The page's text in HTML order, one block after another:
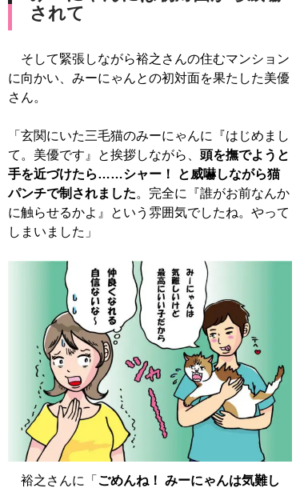
されて
そして緊張しながら裕之さんの住むマンション
に向かい、みーにゃんとの初対面を果たした美優
さん。
「玄関にいた三毛猫のみーにゃんに『はじめまし
て。美優です』と挨拶しながら、 頭を撫でようと
手を近づけたら……シャー！ と威嚇しながら猫
パンチで制されました。完全に『誰がお前なんか
に触らせるかよ』という雰囲気でしたね。やって
しまいました」
裕之さんに「 ごめんね！ みーにゃんは気難し